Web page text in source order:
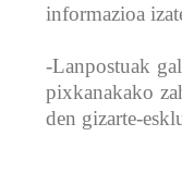
informazioa
-Lanpostuak
pixkanakako
den gizarte-